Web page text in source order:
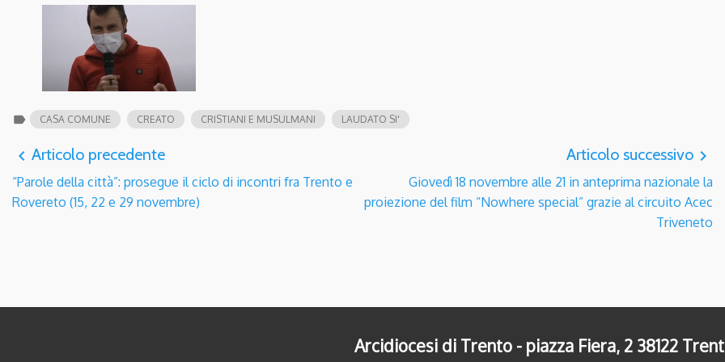
label CASA COMUNE CREATO CRISTIANI E MUSULMANI LAUDATO SI'
navigate_before Articolo precedente
“Parole della città”: prosegue il ciclo di incontri fra Trento e
Rovereto (15, 22 e 29 novembre)
Articolo successivo navigate_next
Giovedì 18 novembre alle 21 in anteprima nazionale la
proiezione del film “Nowhere special” grazie al circuito Acec
Triveneto
Arcidiocesi di Trento - piazza Fiera, 2 38122